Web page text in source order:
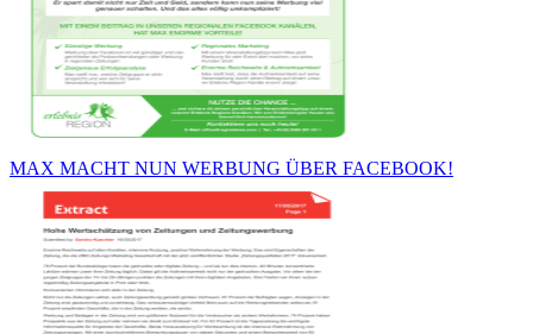
MAX MACHT NUN WERBUNG ÜBER FACEBOOK!